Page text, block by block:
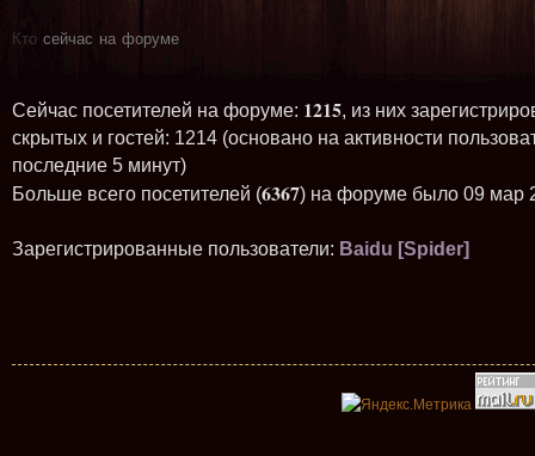
Кто сейчас на форуме
Сейчас посетителей на форуме: 1215, из них
скрытых и гостей: 1214 (основано на активности
последние 5 минут)
Больше всего посетителей (6367) на форуме было 09 мар
Зарегистрированные пользователи: Baidu [Spider]